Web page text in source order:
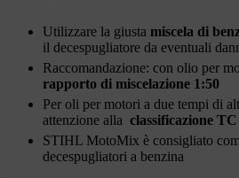
Utilizzare la giusta miscela di
il decespugliatore da eventuali
Raccomandazione: con olio per
rapporto di miscelazione 1:50
Per oli per motori a due tempi di
attenzione alla classificazione TC
STIHL MotoMix è consigliato
decespugliatori a benzina